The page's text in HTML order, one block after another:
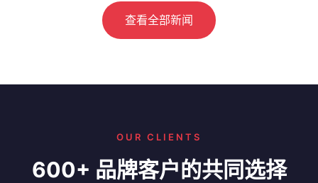
查看全部新闻
OUR CLIENTS
600+ 品牌客户的共同选择